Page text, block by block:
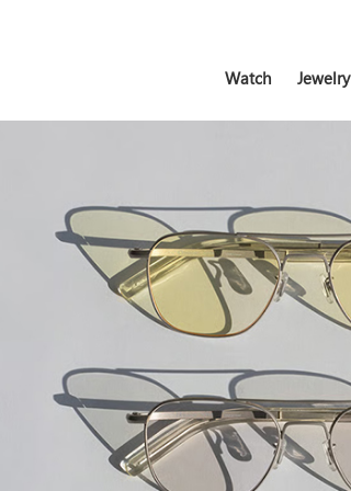
Watch Jewelry